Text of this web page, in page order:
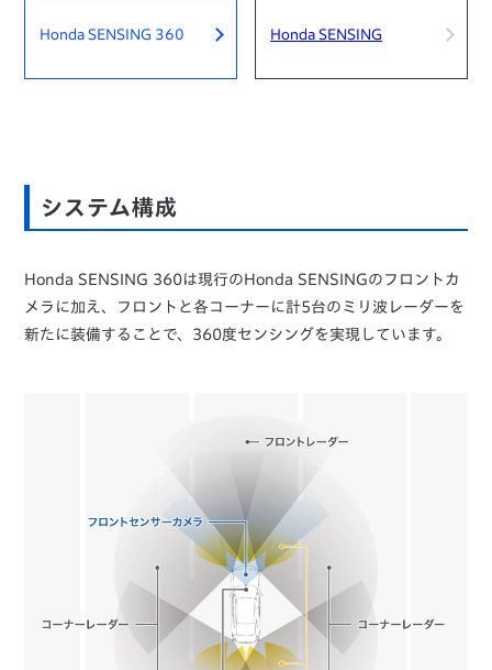
Honda SENSING 360 Honda SENSING
システム構成
Honda SENSING 360は現行のHonda SENSINGのフロントカ
メラに加え、フロントと各コーナーに計5台のミリ波レーダーを
新たに装備することで、360度センシングを実現しています。